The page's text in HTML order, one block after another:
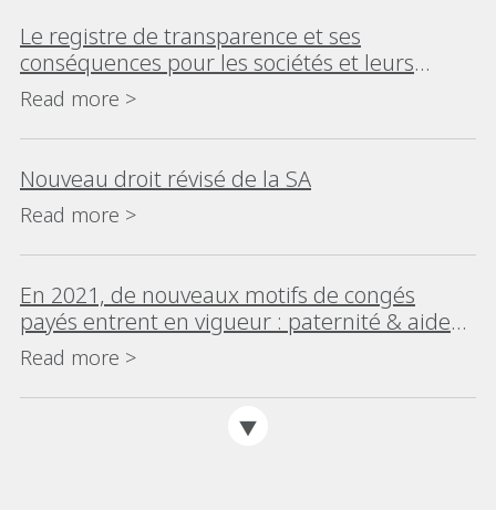
Le registre de transparence et ses
conséquences pour les sociétés et leurs
actionnaires
Read more >
Nouveau droit révisé de la SA
Read more >
En 2021, de nouveaux motifs de congés
payés entrent en vigueur : paternité & aide
de proches nécessiteux
Read more >